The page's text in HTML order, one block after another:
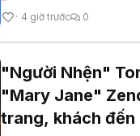
4 giờ trước 0
"Người Nhện"
"Mary Jane"
trang, khách đến